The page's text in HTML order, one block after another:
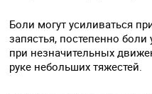
Боли могут усиливаться
запястья, постепенно
при незначительных
руке небольших тяжестей.